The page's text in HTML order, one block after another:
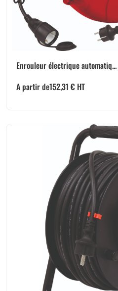
Enrouleur électrique automatiq...
A partir de152,31 € HT